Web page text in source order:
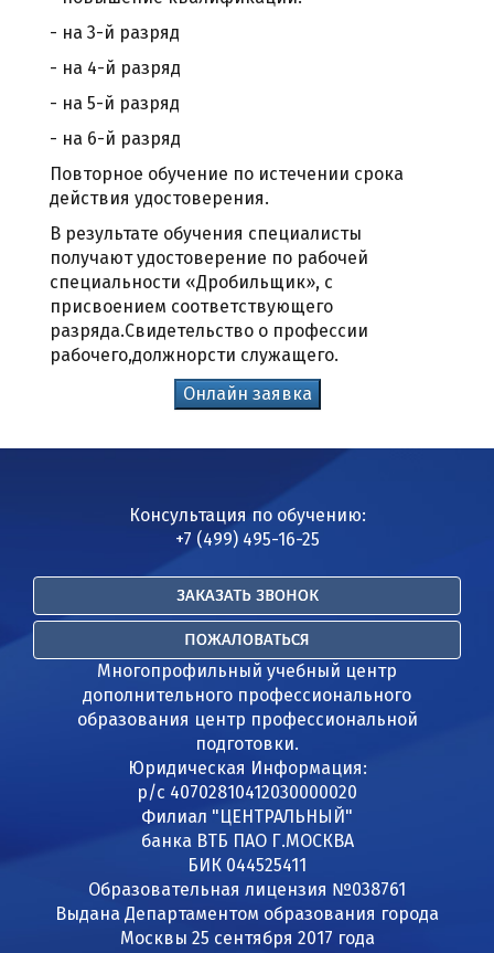
- на 3-й разряд
- на 4-й разряд
- на 5-й разряд
- на 6-й разряд
Повторное обучение по истечении срока
действия удостоверения.
В результате обучения специалисты
получают удостоверение по рабочей
специальности «Дробильщик», с
присвоением соответствующего
разряда.Свидетельство о профессии
рабочего,должнорсти служащего.
Онлайн заявка
Консультация по обучению:
+7 (499) 495-16-25
ЗАКАЗАТЬ ЗВОНОК
ПОЖАЛОВАТЬСЯ
Многопрофильный учебный центр
дополнительного профессионального
образования центр профессиональной
подготовки.
Юридическая Информация:
р/с 40702810412030000020
Филиал "ЦЕНТРАЛЬНЫЙ"
банка ВТБ ПАО Г.МОСКВА
БИК 044525411
Образовательная лицензия №038761
Выдана Департаментом образования города
Москвы 25 сентября 2017 года